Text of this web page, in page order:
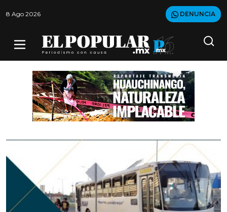
8 Ago 2026 DENUNCIA